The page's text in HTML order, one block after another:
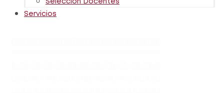
Selección Docentes
Servicios